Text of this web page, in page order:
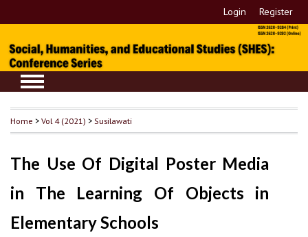
Login Register
Home >Vol 4 (2021) > Susilawati
The Use Of Digital Poster Media
in The Learning Of Objects in
Elementary Schools